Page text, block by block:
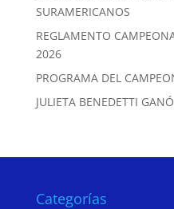
SURAMERICANOS
REGLAMENTO
2026
PROGRAMA DEL
JULIETA BENEDETTI
Categorías